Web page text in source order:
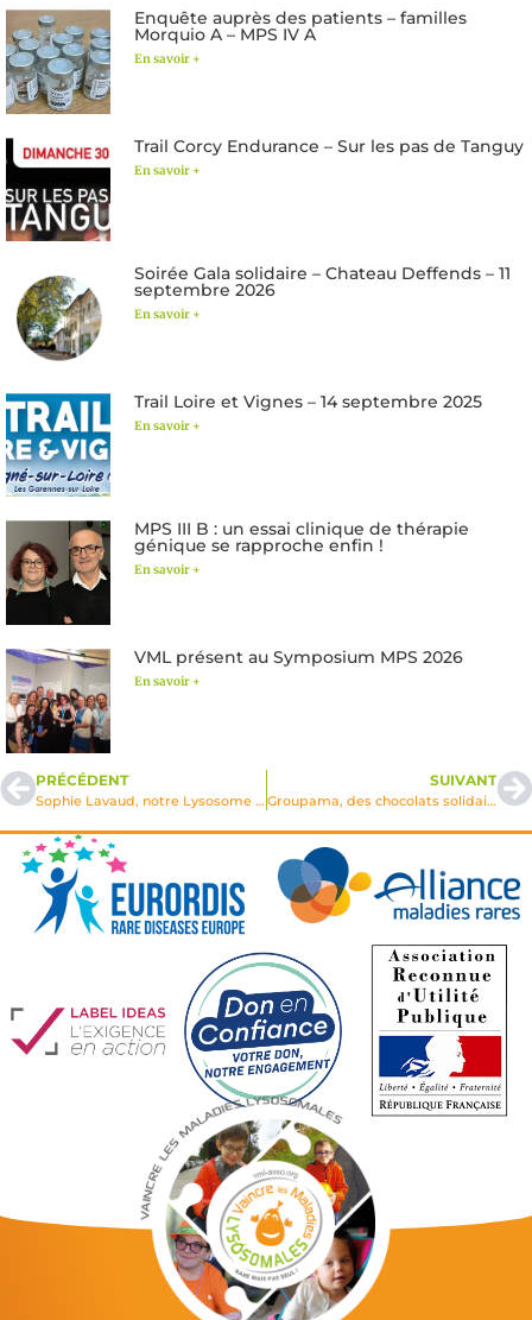
Enquête auprès des patients – familles
Morquio A – MPS IV A
En savoir +
Trail Corcy Endurance – Sur les pas de Tanguy
En savoir +
Soirée Gala solidaire – Chateau Deffends – 11
septembre 2026
En savoir +
Trail Loire et Vignes – 14 septembre 2025
En savoir +
MPS III B : un essai clinique de thérapie
génique se rapproche enfin !
En savoir +
VML présent au Symposium MPS 2026
En savoir +
PRÉCÉDENT
Sophie Lavaud, notre Lysosome relève les défis himalayen
SUIVANT
Groupama, des chocolats solidaires